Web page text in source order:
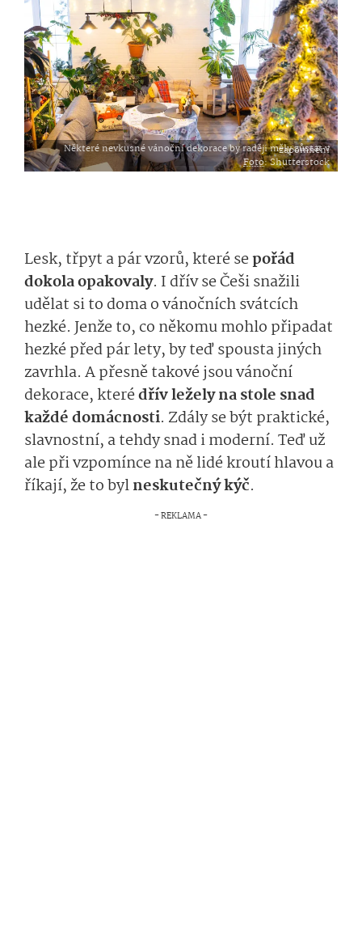
Některé nevkusné vánoční dekorace by raději měly zůstat v zapomnění
Foto: Shutterstock
Lesk, třpyt a pár vzorů, které sepořád
dokola opakovaly. I dřív se Češi snažili
udělat si to doma o vánočních svátcích
hezké. Jenže to, co někomu mohlo připadat
hezké před pár lety, by teď spousta jiných
zavrhla. A přesně takové jsou vánoční
dekorace, kterédřív ležely na stole snad
každé domácnosti. Zdály se být praktické,
slavnostní, a tehdy snad i moderní. Teď už
ale při vzpomínce na ně lidé kroutí hlavou a
říkají, že to bylneskutečný kýč.